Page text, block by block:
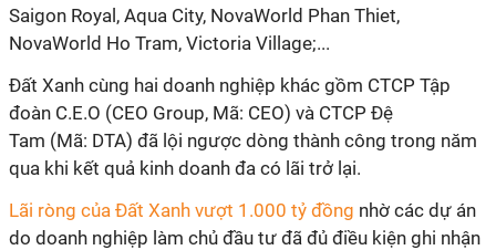
Saigon Royal, Aqua City, NovaWorld Phan Thiet,
NovaWorld Ho Tram, Victoria Village;...
Đất Xanh cùng hai doanh nghiệp khác gồm CTCP Tập
đoàn C.E.O (CEO Group, Mã: CEO) và CTCP Đệ
Tam (Mã: DTA) đã lội ngược dòng thành công trong năm
qua khi kết quả kinh doanh đa có lãi trở lại.
Lãi ròng của Đất Xanh vượt 1.000 tỷ đồng nhờ các dự án
do doanh nghiệp làm chủ đầu tư đã đủ điều kiện ghi nhận